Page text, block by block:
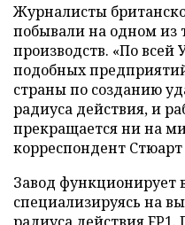
Журналисты
побывали на одном из
производств. «По всей
подобных
страны по созданию
радиуса действия, и
прекращается ни на
корреспондент
Завод функционирует
специализируясь на